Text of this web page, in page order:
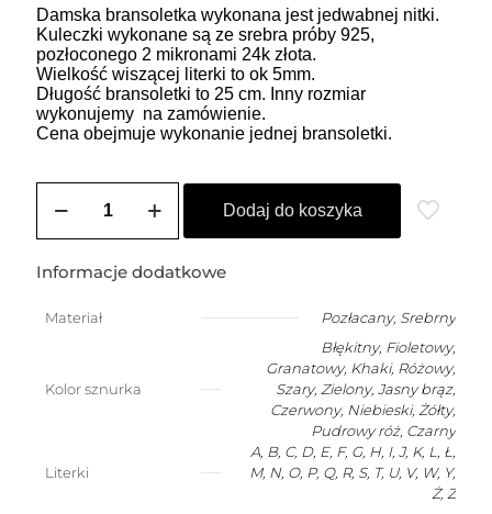
Damska bransoletka wykonana jest jedwabnej nitki.
Kuleczki wykonane są ze srebra próby 925,
pozłoconego 2 mikronami 24k złota.
Wielkość wiszącej literki to ok 5mm.
Długość bransoletki to 25 cm. Inny rozmiar
wykonujemy na zamówienie.
Cena obejmuje wykonanie jednej bransoletki.
Bransoletka
szczęście
dowolną
wiszącą
Dodaj do koszyka
Informacje dodatkowe
Materiał Pozłacany, Srebrny
Kolor sznurka
Błękitny, Fioletowy,
Granatowy, Khaki, Różowy,
Szary, Zielony, Jasny brąz,
Czerwony, Niebieski, Żółty,
Pudrowy róż, Czarny
Literki
A, B, C, D, E, F, G, H, I, J, K, L, Ł,
M, N, O, P, Q, R, S, T, U, V, W, Y,
Ż, Z